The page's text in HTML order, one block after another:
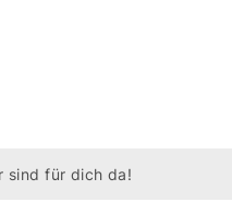
sind für dich da!